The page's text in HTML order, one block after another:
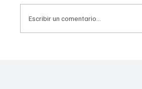
Escribir un comentario...